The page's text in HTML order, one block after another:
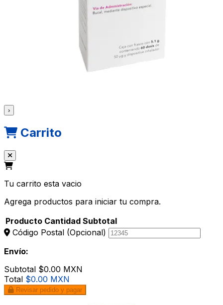
›
Carrito
Tu carrito esta vacio
Agrega productos para iniciar tu compra.
Producto Cantidad Subtotal
Código Postal (Opcional)
Envío:
Subtotal $0.00 MXN
Total $0.00 MXN
Revisar pedido y pagar